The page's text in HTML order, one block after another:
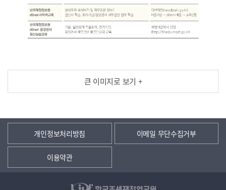
큰 이미지로 보기 +
개인정보처리방침 이메일 무단수집거부
이용약관